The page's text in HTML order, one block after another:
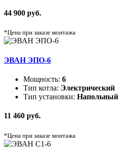
44 900 руб.
*Цена при заказе монтажа
ЭВАН ЭПО-6
Мощность: 6
Тип котла: Электрический
Тип установки: Напольный
11 460 руб.
*Цена при заказе монтажа